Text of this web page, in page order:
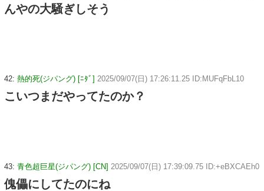
んやの大騒ぎしそう
42: 熱的死(ジパング) [ﾆﾀﾞ] 2025/09/07(日) 17:26:11.25 ID:MUFqFbL10
こいつまだやってたのか？
43: 青色超巨星(ジパング) [CN] 2025/09/07(日) 17:39:09.75 ID:+eBXCAEh0
傀儡にしてたのにね